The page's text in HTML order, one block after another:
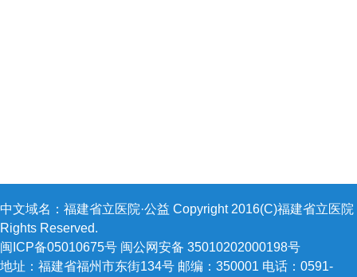
中文域名：福建省立医院·公益 Copyright 2016(C)福建省立医院
Rights Reserved.
闽ICP备05010675号 闽公网安备 35010202000198号
地址：福建省福州市东街134号 邮编：350001 电话：0591-